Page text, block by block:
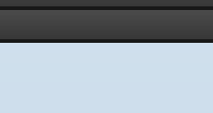
ar rs